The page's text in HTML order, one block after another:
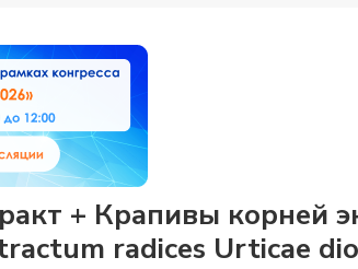
+ Крапивы корней
radices Urticae